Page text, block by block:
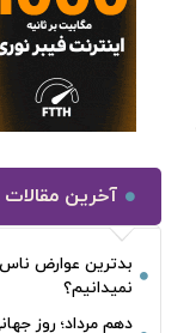
آخرین مقالات
بدترین عوارض
نمیدانیم؟
دهم مرداد؛ روز